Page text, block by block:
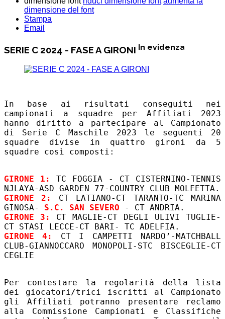
dimensione del font
Stampa
Email
SERIE C 2024 - FASE A GIRONI In evidenza
In base ai risultati conseguiti nei
campionati a squadre per Affiliati 2023
hanno diritto a partecipare al Campionato
di Serie C Maschile 2023 le seguenti 20
squadre divise in quattro gironi da 5
squadre così composti:
GIRONE 1:
TC FOGGIA - CT CISTERNINO-TENNIS
NJLAYA-ASD GARDEN 77-COUNTRY CLUB MOLFETTA.
GIRONE 2 :
CT LATIANO-CT TARANTO-TC MARINA
GINOSA- S.C. SAN SEVERO - CT ANDRIA.
GIRONE 3:
CT MAGLIE-CT DEGLI ULIVI TUGLIE-
CT STASI LECCE-CT BARI- TC ADELFIA.
GIRONE 4:
CT I CAMPETTI NARDO’-MATCHBALL
CLUB-GIANNOCCARO MONOPOLI-STC BISCEGLIE-CT
CEGLIE
Per contestare la regolarità della lista
dei giocatori/trici iscritti al Campionato
gli Affiliati potranno presentare reclamo
alla Commissione Campionati e Classifiche